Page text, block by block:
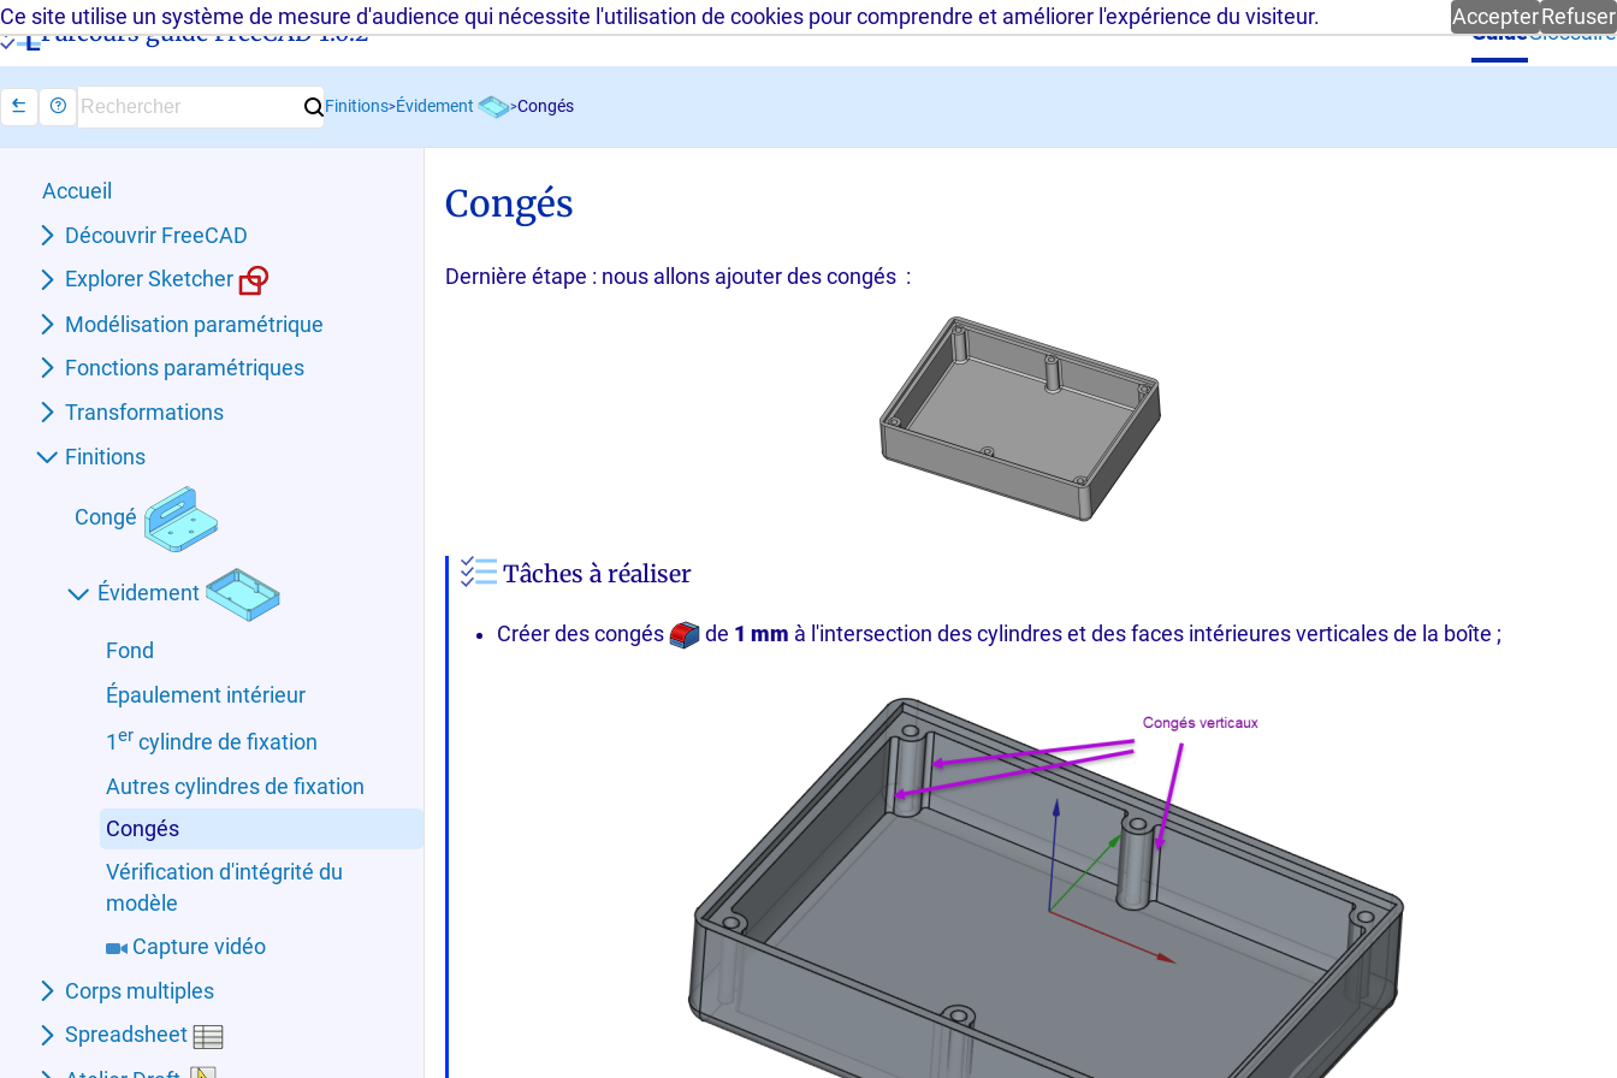
Ce site utilise un système de mesure d'audience qui nécessite l'utilisation de cookies pour comprendre et améliorer l'expérience du visiteur. Accepter Refuser
Parcours guidé FreeCAD 1.0.2 - GuideGlossaire
Finitions>Évidement >Congés
Congés
Dernière étape : nous allons ajouter des congés :
Tâches à réaliser
Créer des congés de 1 mm à l'intersection des cylindres et des faces intérieures verticales de la boîte ;
Accueil
Découvrir FreeCAD
Explorer Sketcher
Modélisation paramétrique
Fonctions paramétriques
Transformations
Finitions
Congé
Évidement
Fond
Épaulement intérieur
1er cylindre de fixation
Autres cylindres de fixation
Congés
Vérification d'intégrité du
modèle
Capture vidéo
Corps multiples
Spreadsheet